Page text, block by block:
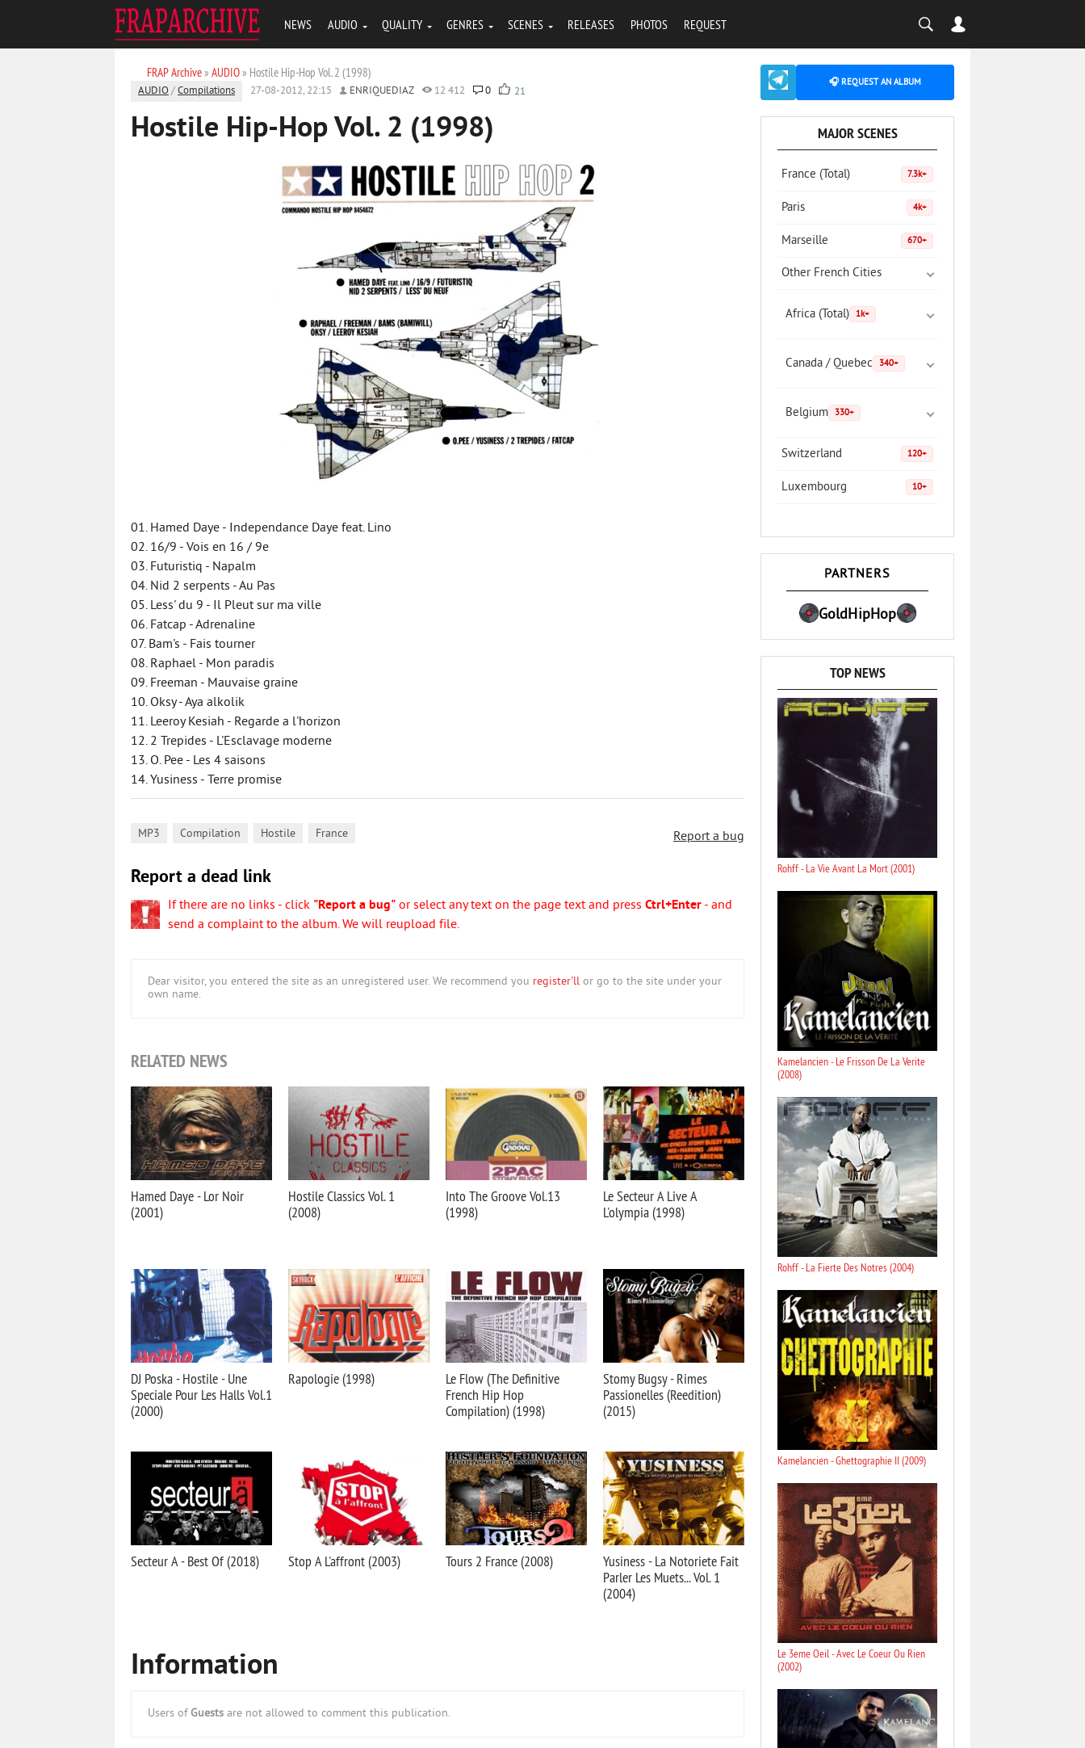
NEWS AUDIO QUALITY GENRES SCENES RELEASES PHOTOS REQUEST
FRAP Archive» AUDIO» Hostile Hip-Hop Vol. 2 (1998)
AUDIO /Compilations 27-08-2012, 22:15 ENRIQUEDIAZ 12 412 0 21
Hostile Hip-Hop Vol. 2 (1998)
01. Hamed Daye - Independance Daye feat. Lino
02. 16/9 - Vois en 16 / 9e
03. Futuristiq - Napalm
04. Nid 2 serpents - Au Pas
05. Less' du 9 - Il Pleut sur ma ville
06. Fatcap - Adrenaline
07. Bam's - Fais tourner
08. Raphael - Mon paradis
09. Freeman - Mauvaise graine
10. Oksy - Aya alkolik
11. Leeroy Kesiah - Regarde a l'horizon
12. 2 Trepides - L'Esclavage moderne
13. O. Pee - Les 4 saisons
14. Yusiness - Terre promise
Report a bug
MP3 Compilation Hostile France
Report a dead link
If there are no links - click "Report a bug" or select any text on the page text and press Ctrl+Enter - and
send a complaint to the album. We will reupload file.
Dear visitor, you entered the site as an unregistered user. We recommend you register'll or go to the site under your
own name.
RELATED NEWS
Hamed Daye - Lor Noir
(2001)
Hostile Classics Vol. 1
(2008)
Into The Groove Vol.13
(1998)
Le Secteur A Live A
L'olympia (1998)
DJ Poska - Hostile - Une
Speciale Pour Les Halls Vol.1
(2000)
Rapologie (1998)
Le Flow (The Definitive
French Hip Hop
Compilation) (1998)
Stomy Bugsy - Rimes
Passionelles (Reedition)
(2015)
Secteur A - Best Of (2018) Stop A L'affront (2003) Tours 2 France (2008)
Yusiness - La Notoriete Fait
Parler Les Muets... Vol. 1
(2004)
Information
Users of Guests are not allowed to comment this publication.
🎧 REQUEST AN ALBUM
MAJOR SCENES
France (Total) 7.3k+
Paris 4k+
Marseille 670+
Other French Cities
Africa (Total) 1k+
Canada / Quebec 340+
Belgium 330+
Switzerland 120+
Luxembourg 10+
PARTNERS
GoldHipHop
TOP NEWS
Rohff - La Vie Avant La Mort (2001)
Kamelancien - Le Frisson De La Verite
(2008)
Rohff - La Fierte Des Notres (2004)
Kamelancien - Ghettographie II (2009)
Le 3eme Oeil - Avec Le Coeur Ou Rien
(2002)